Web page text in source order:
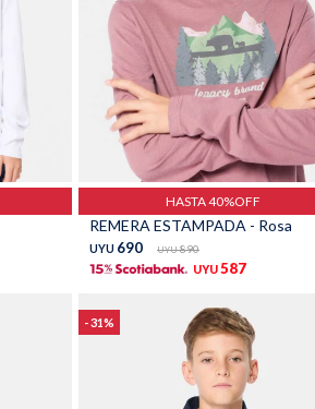
HASTA 40%OFF
REMERA ESTAMPADA - Rosa
UYU 690 UYU 890
UYU 587
31